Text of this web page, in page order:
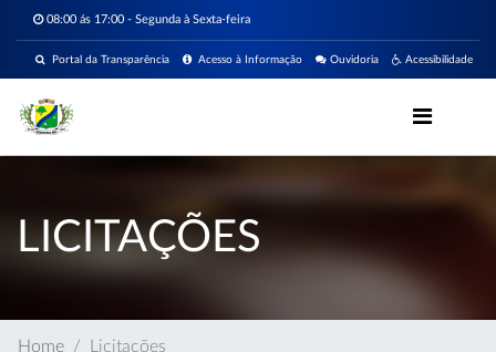
08:00 ás 17:00 - Segunda à Sexta-feira
Acessibilidade
Ouvidoria
Acesso à Informação
Portal da Transparência
LICITAÇÕES
Home Licitações